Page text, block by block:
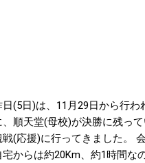
ます。 風邪が流行っている
しております。 期間限定
、 携帯 )から
日(5日)は、11月29日から行
、順天堂(母校)が決勝に残っ
戦(応援)に行ってきました。
宅からは約20Km、約1時間な